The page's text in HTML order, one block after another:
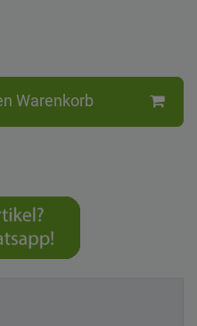
Warenkorb